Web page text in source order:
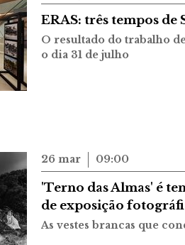
ERAS: três tempos de
O resultado do trabalho
o dia 31 de julho
26 mar 09:00
'Terno das Almas' é
de exposição
As vestes brancas que